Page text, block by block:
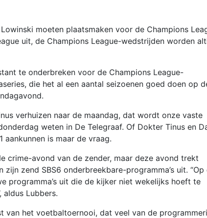
moeten plaatsmaken voor de Champions
uit, de Champions League-wedstrijden worden
te onderbreken voor de Champions League-
die het al een aantal seizoenen goed doen op
verhuizen naar de maandag, dat wordt onze vaste
weten in De Telegraaf. Of Dokter Tinus en
aankunnen is maar de vraag.
crime-avond van de zender, maar deze avond trekt
zend SBS6 onderbreekbare-programma’s uit. “Op
programma’s uit die de kijker niet wekelijks hoeft te
aldus Lubbers.
van het voetbaltoernooi, dat veel van de